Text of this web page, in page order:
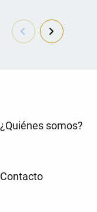
¿Quiénes somos?
Contacto